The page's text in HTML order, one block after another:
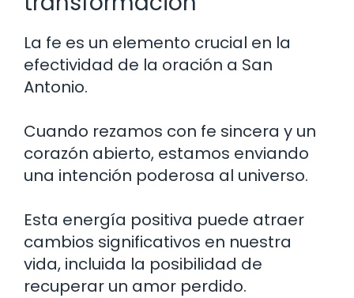
La fe es un elemento crucial en la
efectividad de la oración a San
Antonio.
Cuando rezamos con fe sincera y un
corazón abierto, estamos enviando
una intención poderosa al universo.
Esta energía positiva puede atraer
cambios significativos en nuestra
vida, incluida la posibilidad de
recuperar un amor perdido.